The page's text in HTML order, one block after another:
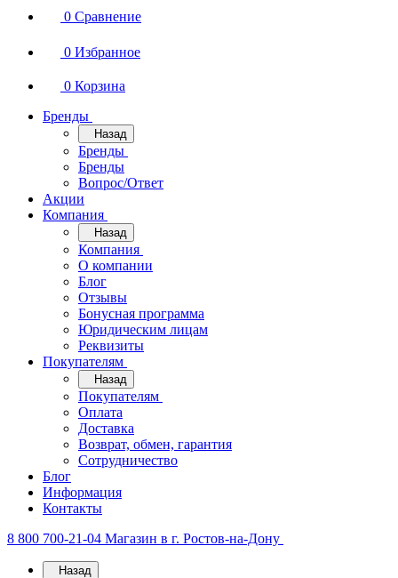
0 Сравнение
0 Избранное
0 Корзина
Бренды
Назад
Бренды
Бренды
Вопрос/Ответ
Акции
Компания
Назад
Компания
О компании
Блог
Отзывы
Бонусная программа
Юридическим лицам
Реквизиты
Покупателям
Назад
Покупателям
Оплата
Доставка
Возврат, обмен, гарантия
Сотрудничество
Блог
Информация
Контакты
8 800 700-21-04 Магазин в г. Ростов-на-Дону
Назад